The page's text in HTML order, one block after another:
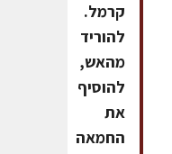
קרמל.
להוריד
מהאש,
להוסיף
את
החמאה